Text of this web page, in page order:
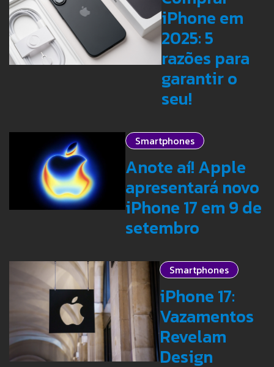
iPhone em
2025: 5
razões para
garantir o
seu!
Smartphones
Anote aí! Apple
apresentará novo
iPhone 17 em 9 de
setembro
Smartphones
iPhone 17:
Vazamentos
Revelam
Design